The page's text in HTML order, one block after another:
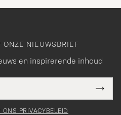
ONZE NIEUWSBRIEF
en inspirerende inhoud
ONS PRIVACYBELEID